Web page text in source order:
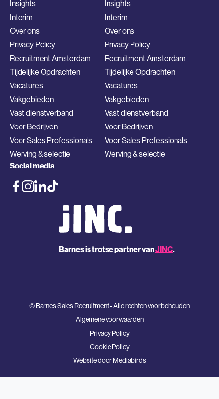
Insights
Interim
Over ons
Privacy Policy
Recruitment Amsterdam
Tijdelijke Opdrachten
Vacatures
Vakgebieden
Vast dienstverband
Voor Bedrijven
Voor Sales Professionals
Werving & selectie
Insights
Interim
Over ons
Privacy Policy
Recruitment Amsterdam
Tijdelijke Opdrachten
Vacatures
Vakgebieden
Vast dienstverband
Voor Bedrijven
Voor Sales Professionals
Werving & selectie
Social media
Barnes is trotse partner vanJINC.
© Barnes Sales Recruitment - Alle rechten voorbehouden
Algemene voorwaarden
Privacy Policy
Cookie Policy
Website doorMediabirds